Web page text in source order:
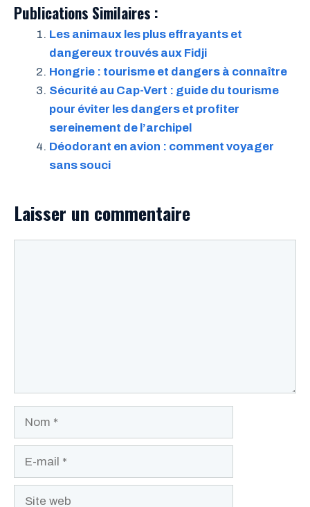
Publications Similaires :
Les animaux les plus effrayants et
dangereux trouvés aux Fidji
Hongrie : tourisme et dangers à connaître
Sécurité au Cap-Vert : guide du tourisme
pour éviter les dangers et profiter
sereinement de l’archipel
Déodorant en avion : comment voyager
sans souci
Laisser un commentaire
Site